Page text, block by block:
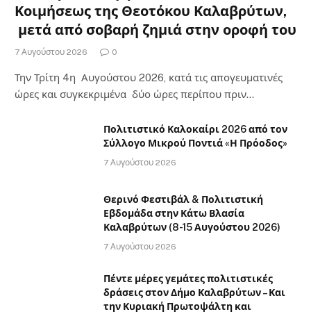
Κοιμήσεως της Θεοτόκου Καλαβρύτων,
μετά από σοβαρή ζημιά στην οροφή του
7 Αυγούστου 2026 0
Την Τρίτη 4η Αυγούστου 2026, κατά τις απογευματινές
ώρες και συγκεκριμένα δύο ώρες περίπου πριν…
Πολιτιστικό Καλοκαίρι 2026 από τον
Σύλλογο Μικρού Ποντιά «Η Πρόοδος»
7 Αυγούστου 2026
Θερινό Φεστιβάλ & Πολιτιστική
Εβδομάδα στην Κάτω Βλασία
Καλαβρύτων (8-15 Αυγούστου 2026)
7 Αυγούστου 2026
Πέντε μέρες γεμάτες πολιτιστικές
δράσεις στον Δήμο Καλαβρύτων – Και
την Κυριακή Πρωτοψάλτη και